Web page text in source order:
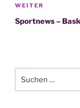
Nächster
Beitrag
WEITER
Sportnews –
nach: